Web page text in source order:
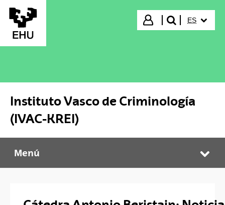
Saltar al contenido principal
Iniciar sesión
buscar"
ES
Instituto Vasco de Criminología
(IVAC-KREI)
Instituto Vasco de Criminología (IVAC-KREI)
Menú